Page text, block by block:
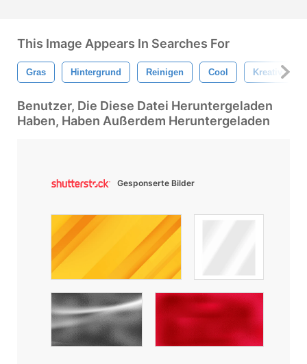
This Image Appears In Searches For
Gras Hintergrund Reinigen Cool Kreativ
Benutzer, Die Diese Datei Heruntergeladen
Haben, Haben Außerdem Heruntergeladen
Gesponserte Bilder